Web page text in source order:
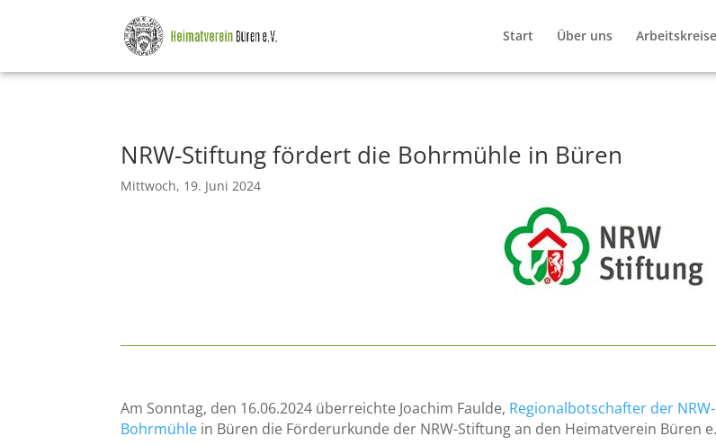
Start Über uns Arbeitskreise
NRW-Stiftung fördert die Bohrmühle in Büren
Mittwoch, 19. Juni 2024
Am Sonntag, den 16.06.2024 überreichte Joachim Faulde, Regionalbotschafter der
Bohrmühle in Büren die Förderurkunde der NRW-Stiftung an den Heimatverein Büren